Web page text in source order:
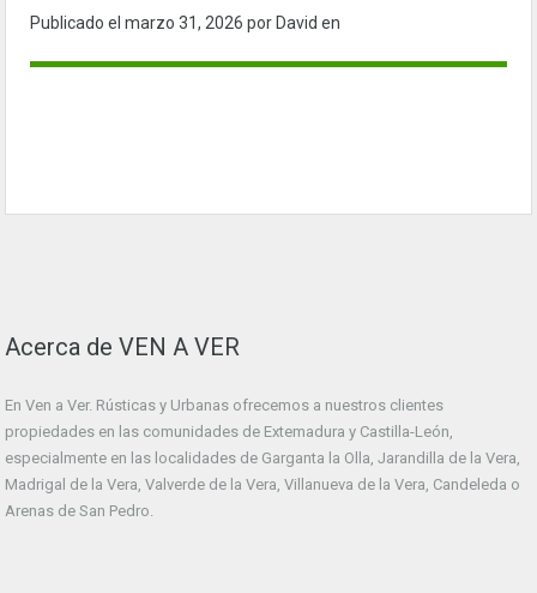
Publicado el marzo 31, 2026 por David en
Acerca de VEN A VER
En Ven a Ver. Rústicas y Urbanas ofrecemos a nuestros clientes
propiedades en las comunidades de Extemadura y Castilla-León,
especialmente en las localidades de Garganta la Olla, Jarandilla de la Vera,
Madrigal de la Vera, Valverde de la Vera, Villanueva de la Vera, Candeleda o
Arenas de San Pedro.